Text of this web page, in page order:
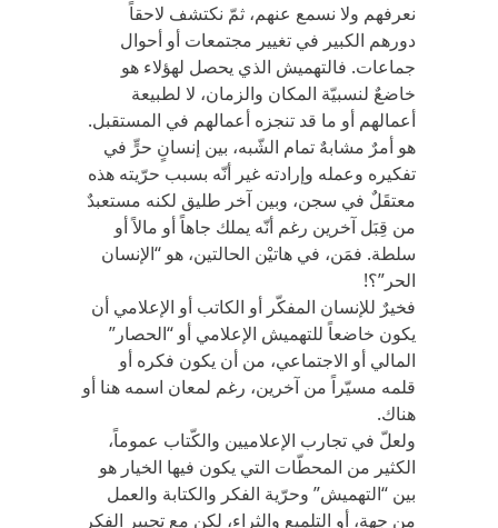
نعرفهم ولا نسمع عنهم، ثمّ نكتشف لاحقاً
دورهم الكبير في تغيير مجتمعات أو أحوال
جماعات. فالتهميش الذي يحصل لهؤلاء هو
خاضعٌ لنسبيّة المكان والزمان، لا لطبيعة
أعمالهم أو ما قد تنجزه أعمالهم في المستقبل.
هو أمرٌ مشابهٌ تمام الشّبه، بين إنسانٍ حرٍّ في
تفكيره وعمله وإرادته غير أنّه بسبب حرّيته هذه
معتقَلٌ في سجن، وبين آخر طليق لكنه مستعبدٌ
من قِبَل آخرين رغم أنّه يملك جاهاً أو مالاً أو
سلطة. فمَن، في هاتيْن الحالتين، هو “الإنسان
الحر”؟!
فخيرٌ للإنسان المفكّر أو الكاتب أو الإعلامي أن
يكون خاضعاً للتهميش الإعلامي أو “الحصار”
المالي أو الاجتماعي، من أن يكون فكره أو
قلمه مسيّراً من آخرين، رغم لمعان اسمه هنا أو
هناك.
ولعلّ في تجارب الإعلاميين والكّتاب عموماً،
الكثير من المحطّات التي يكون فيها الخيار هو
بين “التهميش” وحرّية الفكر والكتابة والعمل
من جهة، أو التلميع والثراء، لكن مع تجيير الفكر